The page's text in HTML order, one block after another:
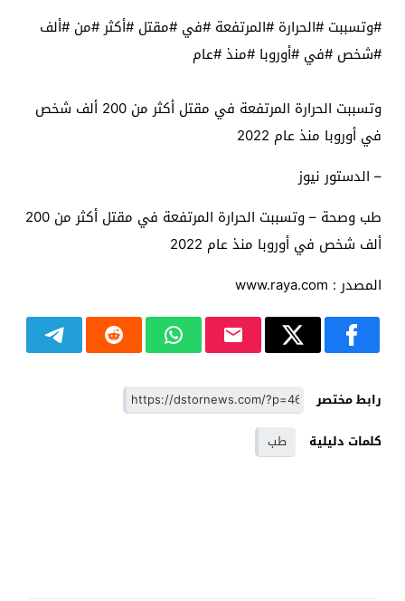
#وتسببت #الحرارة #المرتفعة #في #مقتل #أكثر #من #ألف
#شخص #في #أوروبا #منذ #عام
وتسببت الحرارة المرتفعة في مقتل أكثر من 200 ألف شخص
في أوروبا منذ عام 2022
– الدستور نيوز
طب وصحة – وتسببت الحرارة المرتفعة في مقتل أكثر من 200
ألف شخص في أوروبا منذ عام 2022
المصدر : www.raya.com
رابط مختصر
كلمات دليلية
طب